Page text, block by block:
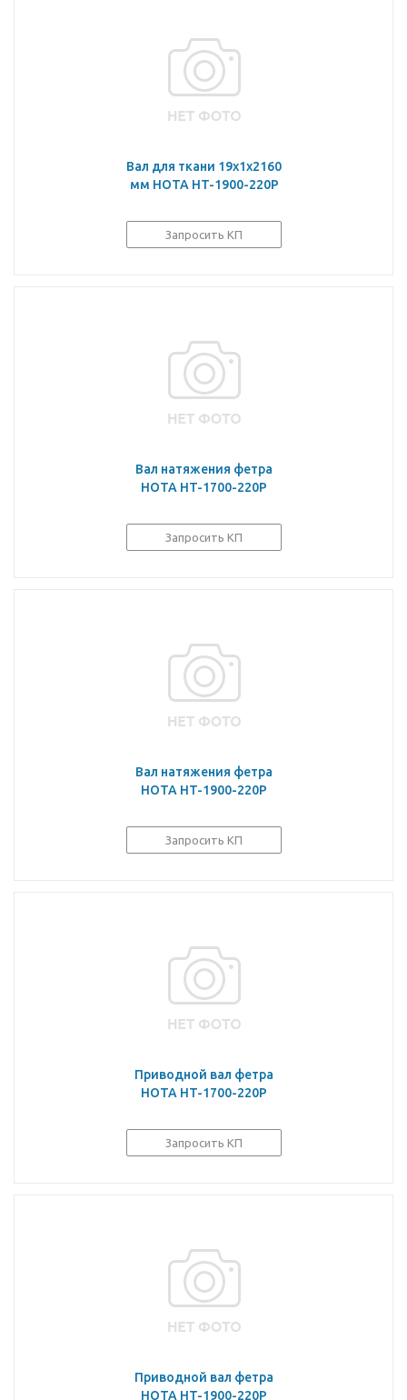
Вал для ткани 19х1х2160
мм HOTA HT-1900-220P
Запросить КП
Вал натяжения фетра
HOTA HT-1700-220P
Запросить КП
Вал натяжения фетра
HOTA HT-1900-220P
Запросить КП
Приводной вал фетра
HOTA HT-1700-220P
Запросить КП
Приводной вал фетра
HOTA HT-1900-220P